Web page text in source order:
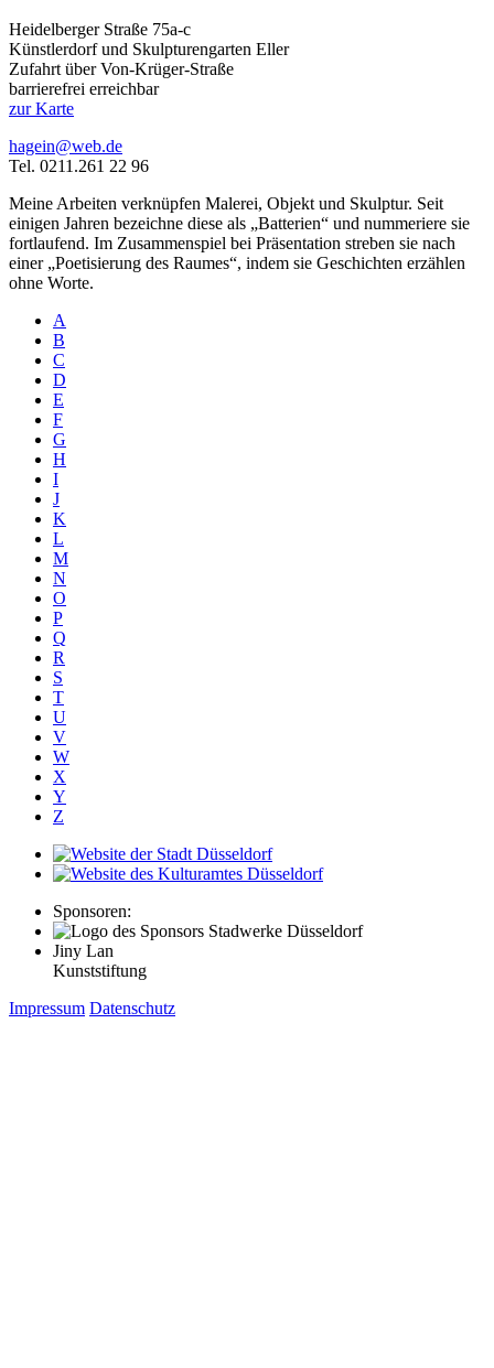
Heidelberger Straße 75a-c
Künstlerdorf und Skulpturengarten Eller
Zufahrt über Von-Krüger-Straße
barrierefrei erreichbar
zur Karte
hagein@web.de
Tel. 0211.261 22 96
Meine Arbeiten verknüpfen Malerei, Objekt und Skulptur. Seit
einigen Jahren bezeichne diese als „Batterien“ und nummeriere sie
fortlaufend. Im Zusammenspiel bei Präsentation streben sie nach
einer „Poetisierung des Raumes“, indem sie Geschichten erzählen
ohne Worte.
A
B
C
D
E
F
G
H
I
J
K
L
M
N
O
P
Q
R
S
T
U
V
W
X
Y
Z
Sponsoren:
Jiny Lan
Kunststiftung
Impressum Datenschutz